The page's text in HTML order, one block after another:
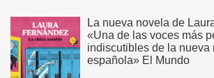
La nueva novela de
«Una de las voces más
indiscutibles de la nueva
española» El Mundo